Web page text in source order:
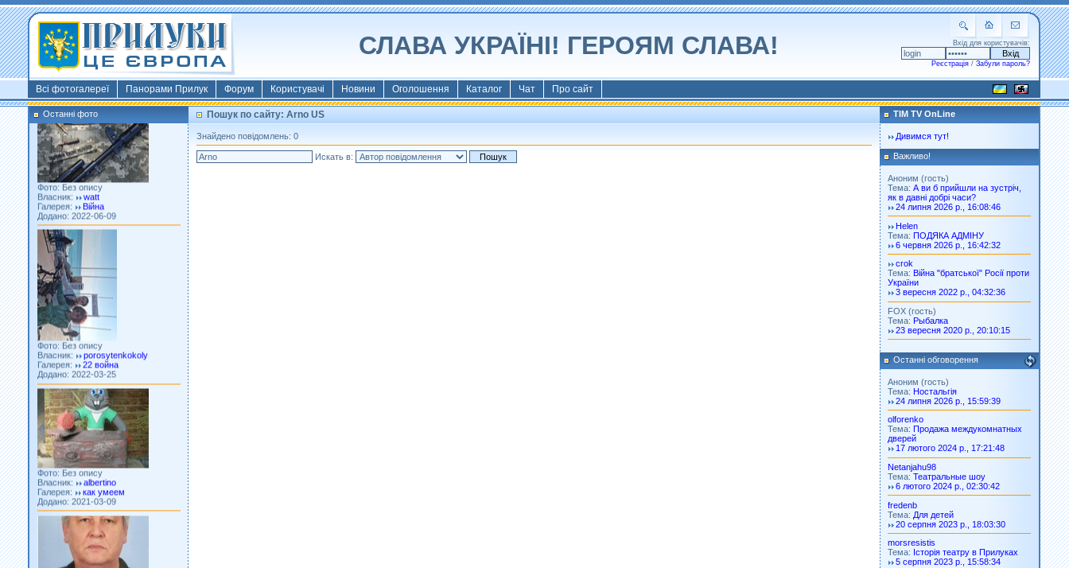
СЛАВА УКРАЇНІ! ГЕРОЯМ СЛАВА! Вхід для користувачів:
Реєстрація / Забули пароль?
Всі фотогалереї Панорами Прилук Форум Користувачі Новини Оголошення Каталог Чат Про сайт
Останні фото
Фото: Київ 2022
Власник:
morsresistis
Галерея:
Templates
Додано: 2022-11-13
Фото: Без опису
Власник:
watt
Галерея:
Війна
Додано: 2022-06-09
Фото: Без опису
Власник:
Галерея:
22 война
Додано: 2022-03-25
Фото: Без опису
Власник:
albertino
Галерея:
как умеем
Додано: 2021-03-09
Пошук по сайту: Arno US
Знайдено повідомлень: 0
Искать в:
TIM TV OnLine
Дивимся тут!
Важливо!
Аноним (гость)
Тема: А ви б прийшли на зустріч,
як в давні добрі часи?
24 липня 2026 р., 16:08:46
Helen
Тема: ПОДЯКА АДМІНУ
6 червня 2026 р., 16:42:32
crok
Тема: Війна "братської" Росії проти
України
3 вересня 2022 р., 04:32:36
FOX (гость)
Тема: Рыбалка
23 вересня 2020 р., 20:10:15
Останні обговорення
Аноним (гость)
Тема: Ностальгія
24 липня 2026 р., 15:59:39
olforenko
Тема: Продажа междукомнатных
дверей
17 лютого 2024 р., 17:21:48
Netanjahu98
Тема: Театральные шоу
6 лютого 2024 р., 02:30:42
fredenb
Тема: Для детей
20 серпня 2023 р., 18:03:30
morsresistis
Тема: Історія театру в Прилуках
5 серпня 2023 р., 15:58:34